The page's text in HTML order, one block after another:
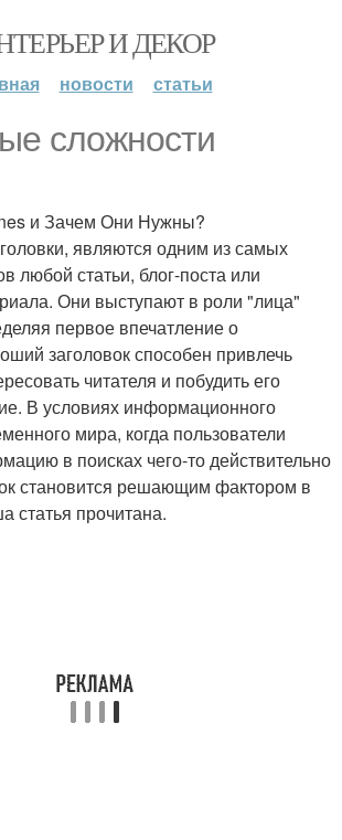
И ДЕКОР
новости статьи
сложности
и Зачем Они Нужны?
являются одним из самых
любой статьи, блог-поста или
Они выступают в роли "лица"
первое впечатление о
заголовок способен привлечь
читателя и побудить его
В условиях информационного
мира, когда пользователи
в поисках чего-то действительно
становится решающим фактором в
статья прочитана.